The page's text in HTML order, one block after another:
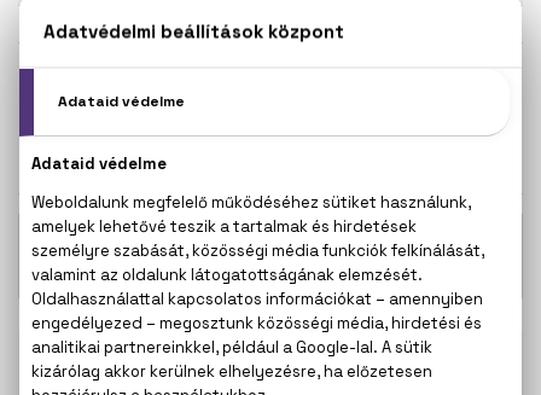
KISZERELÉS KIVÁLASZTÁSA
KAPCSOLÓDÓ TERMÉKEK
Brit For Her Eau De Toilette
17.600 Ft -
100% eredeti termékek,14 napos visszaküldési
garanciával